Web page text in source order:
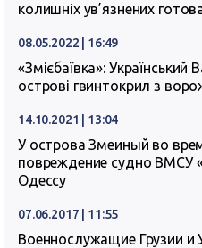
колишніх ув’язнених
08.05.2022 | 16:49
«Змієбаївка»:
острові гвинтокрил з
14.10.2021 | 13:04
У острова Змеиный во
повреждение судно ВМСУ
Одессу
07.06.2017 | 11:55
Военнослужащие Грузии и